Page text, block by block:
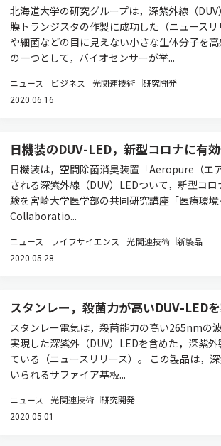
北海道大学の研究グループは，深紫外線（
膜トランジスタの作製に成功した（ニュース
や細菌などの目に見えない小さな生体分子を
の一つとして，バイオセンサーが挙...
ニュース ビジネス 光関連技術 研究開発
2020.06.16
日機装のDUV-LED，新型コロナに有
日機装は，空間除菌消臭装置「Aeropure（エ
される深紫外線（DUV）LEDついて，新型コ
験を宮崎大学医学部の共同研究講座「医療環
Collaboratio...
ニュース ライフサイエンス 光関連技術 新製品
2020.05.28
スタンレー，殺菌力が高いDUV-LED
スタンレー電気は，殺菌能力の高い265nmの
実現した深紫外（DUV）LEDを含めた，深紫
ている（ニュースリリース）。 この製品は，
いられるサファイア基板...
ニュース 光関連技術 研究開発
2020.05.01